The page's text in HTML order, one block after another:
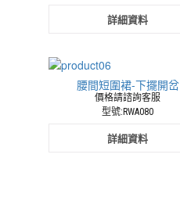
詳細資料
腰間短圍裙-下擺開岔
價格請諮詢客服
型號:RWA080
詳細資料